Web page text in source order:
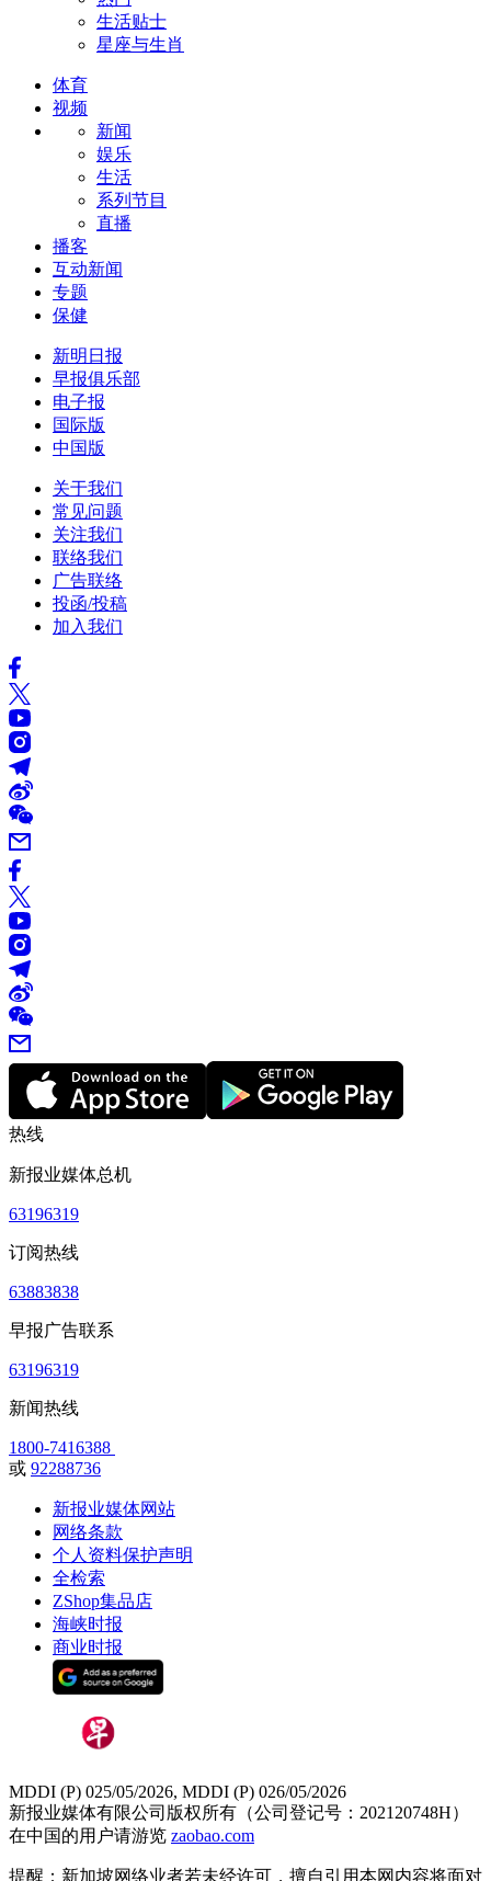
生活贴士
星座与生肖
体育
视频
新闻
娱乐
生活
系列节目
直播
播客
互动新闻
专题
保健
新明日报
早报俱乐部
电子报
国际版
中国版
关于我们
常见问题
关注我们
联络我们
广告联络
投函/投稿
加入我们
热线
新报业媒体总机
63196319
订阅热线
63883838
早报广告联系
63196319
新闻热线
1800-7416388
或 92288736
新报业媒体网站
网络条款
个人资料保护声明
全检索
ZShop集品店
海峡时报
商业时报
MDDI (P) 025/05/2026, MDDI (P) 026/05/2026
新报业媒体有限公司版权所有（公司登记号：202120748H）
在中国的用户请游览 zaobao.com
提醒：新加坡网络业者若未经许可，擅自引用本网内容将面对